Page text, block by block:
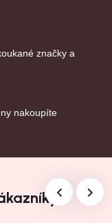
značky a
nakoupíte